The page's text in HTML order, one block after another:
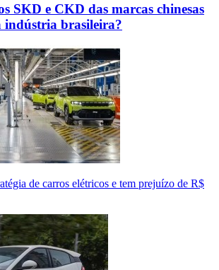
SKD e CKD das marcas chinesas
indústria brasileira?
de carros elétricos e tem prejuízo de R$